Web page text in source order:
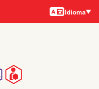
Idiomas
Idioma